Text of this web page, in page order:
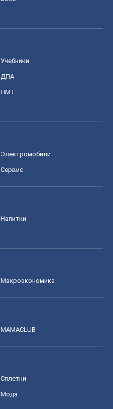
Учебники
ДПА
НМТ
Электромобили
Сервис
Напитки
Mакроэкономика
MAMACLUB
Сплетни
Мода